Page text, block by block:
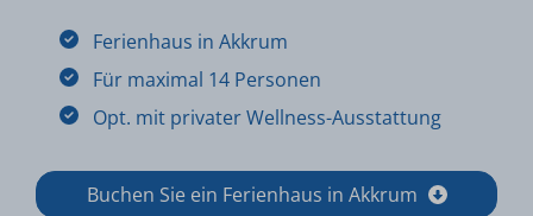
Ferienhaus in Akkrum
Für maximal 14 Personen
Opt. mit privater Wellness-Ausstattung
Buchen Sie ein Ferienhaus in Akkrum